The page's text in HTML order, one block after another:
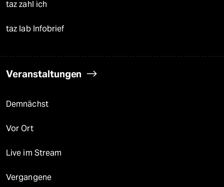
taz zahl ich
taz lab Infobrief
Veranstaltungen
Demnächst
Vor Ort
Live im Stream
Vergangene